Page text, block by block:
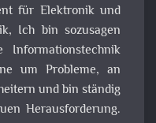
für Elektronik und
Ich bin sozusagen
um Probleme, an
und bin ständig
Herausforderung.